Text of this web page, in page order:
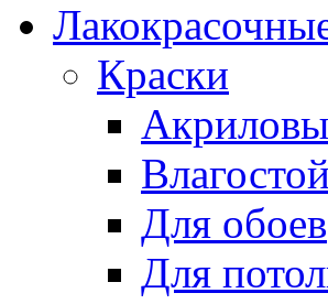
Краски
Для обоев
Для